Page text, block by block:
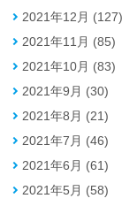
2021年12月 (127)
2021年11月 (85)
2021年10月 (83)
2021年9月 (30)
2021年8月 (21)
2021年7月 (46)
2021年6月 (61)
2021年5月 (58)